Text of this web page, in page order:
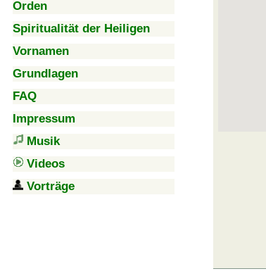
Orden
Spiritualität der Heiligen
Vornamen
Grundlagen
FAQ
Impressum
Musik
Videos
Vorträge